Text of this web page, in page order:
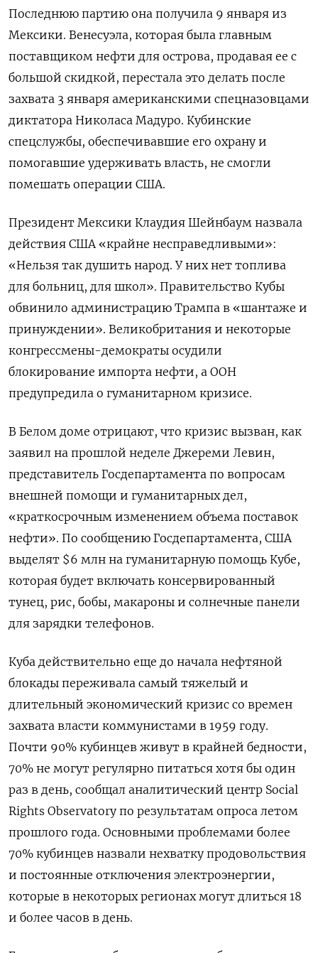
Последнюю партию она получила 9 января из
Мексики. Венесуэла, которая была главным
поставщиком нефти для острова, продавая ее с
большой скидкой, перестала это делать после
захвата 3 января американскими спецназовцами
диктатора Николаса Мадуро. Кубинские
спецслужбы, обеспечивавшие его охрану и
помогавшие удерживать власть, не смогли
помешать операции США.
Президент Мексики Клаудия Шейнбаум назвала
действия США «крайне несправедливыми»:
«Нельзя так душить народ. У них нет топлива
для больниц, для школ». Правительство Кубы
обвинило администрацию Трампа в «шантаже и
принуждении». Великобритания и некоторые
конгрессмены-демократы осудили
блокирование импорта нефти, а ООН
предупредила о гуманитарном кризисе.
В Белом доме отрицают, что кризис вызван, как
заявил на прошлой неделе Джереми Левин,
представитель Госдепартамента по вопросам
внешней помощи и гуманитарных дел,
«краткосрочным изменением объема поставок
нефти». По сообщению Госдепартамента, США
выделят $6 млн на гуманитарную помощь Кубе,
которая будет включать консервированный
тунец, рис, бобы, макароны и солнечные панели
для зарядки телефонов.
Куба действительно еще до начала нефтяной
блокады переживала самый тяжелый и
длительный экономический кризис со времен
захвата власти коммунистами в 1959 году.
Почти 90% кубинцев живут в крайней бедности,
70% не могут регулярно питаться хотя бы один
раз в день, сообщал аналитический центр Social
Rights Observatory по результатам опроса летом
прошлого года. Основными проблемами более
70% кубинцев назвали нехватку продовольствия
и постоянные отключения электроэнергии,
которые в некоторых регионах могут длиться 18
и более часов в день.